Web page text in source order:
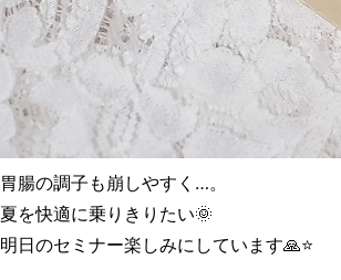
胃腸の調子も崩しやすく…。
夏を快適に乗りきりたい🌞
明日のセミナー楽しみにしています🙏⭐